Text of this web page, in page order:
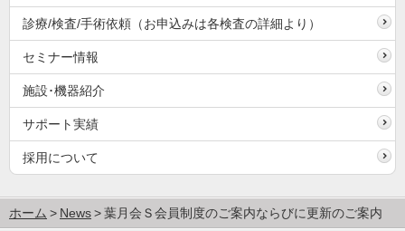
診療/検査/手術依頼（お申込みは各検査の詳細より）
セミナー情報
施設･機器紹介
サポート実績
採用について
ホーム News 葉月会Ｓ会員制度のご案内ならびに更新のご案内